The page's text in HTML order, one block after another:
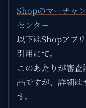
Shopのマーチャ
センター
以下はShopアプ
引用にて。
このあたりが審
品ですが、詳細
す。